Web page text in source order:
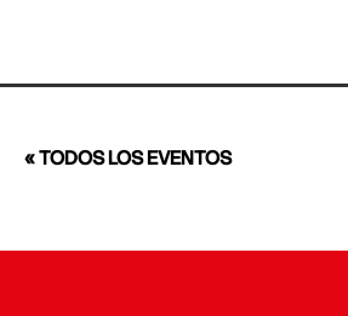
« TODOS LOS EVENTOS